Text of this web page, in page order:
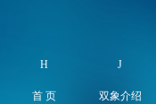
H
首 页
J
双象介绍